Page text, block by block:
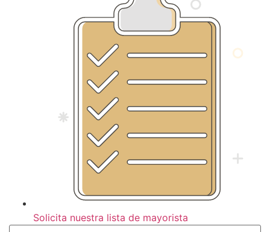
Solicita nuestra lista de mayorista